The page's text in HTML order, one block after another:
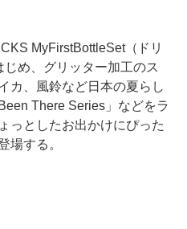
MyFirstBottleSet（ドリ
め、グリッター加工のス
カ、風鈴など日本の夏らし
There Series」などをラ
っとしたお出かけにぴった
場する。